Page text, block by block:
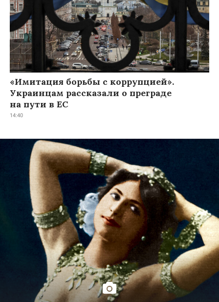
«Имитация борьбы с коррупцией».
Украинцам рассказали о преграде
на пути в ЕС
14:40